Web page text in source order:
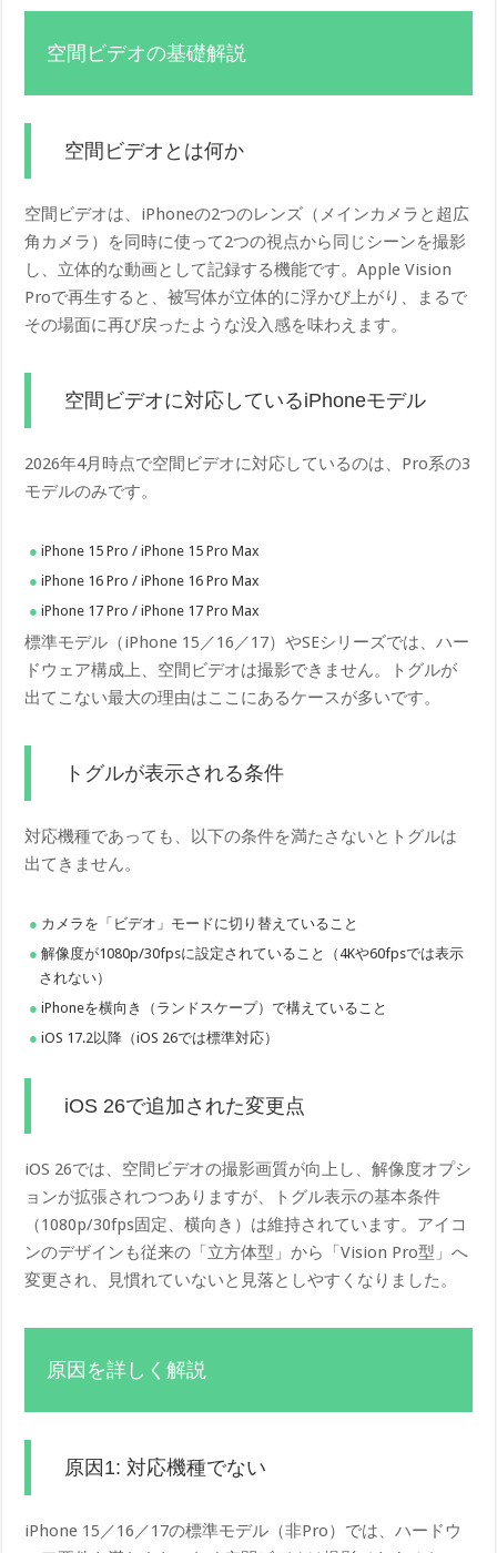
空間ビデオの基礎解説
空間ビデオとは何か
空間ビデオは、iPhoneの2つのレンズ（メインカメラと超広
角カメラ）を同時に使って2つの視点から同じシーンを撮影
し、立体的な動画として記録する機能です。Apple Vision
Proで再生すると、被写体が立体的に浮かび上がり、まるで
その場面に再び戻ったような没入感を味わえます。
空間ビデオに対応しているiPhoneモデル
2026年4月時点で空間ビデオに対応しているのは、Pro系の3
モデルのみです。
iPhone 15 Pro / iPhone 15 Pro Max
iPhone 16 Pro / iPhone 16 Pro Max
iPhone 17 Pro / iPhone 17 Pro Max
標準モデル（iPhone 15／16／17）やSEシリーズでは、ハー
ドウェア構成上、空間ビデオは撮影できません。トグルが
出てこない最大の理由はここにあるケースが多いです。
トグルが表示される条件
対応機種であっても、以下の条件を満たさないとトグルは
出てきません。
カメラを「ビデオ」モードに切り替えていること
解像度が1080p/30fpsに設定されていること（4Kや60fpsでは表示
されない）
iPhoneを横向き（ランドスケープ）で構えていること
iOS 17.2以降（iOS 26では標準対応）
iOS 26で追加された変更点
iOS 26では、空間ビデオの撮影画質が向上し、解像度オプシ
ョンが拡張されつつありますが、トグル表示の基本条件
（1080p/30fps固定、横向き）は維持されています。アイコ
ンのデザインも従来の「立方体型」から「Vision Pro型」へ
変更され、見慣れていないと見落としやすくなりました。
原因を詳しく解説
原因1: 対応機種でない
iPhone 15／16／17の標準モデル（非Pro）では、ハードウ